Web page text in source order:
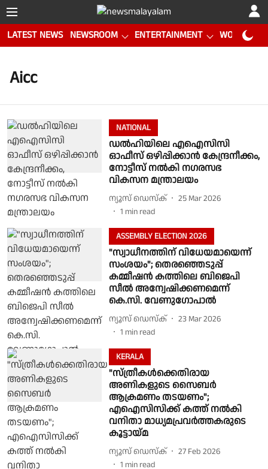
LATEST NEWS NEWSROOM ENTERTAINMENT WORLD CUP
Aicc
NATIONAL
ഡല്‍ഹിയിലെ എഐസിസി
ഓഫീസ് ഒഴിപ്പിക്കാന്‍ കേന്ദ്രനീക്കം,
നോട്ടീസ് നല്‍കി നഗരസഭ
വികസന മന്ത്രാലയം
ന്യൂസ് ഡെസ്ക്
25 Mar 2026
1 min read
ASSEMBLY ELECTION 2026
"സ്വാധീനത്തിന് വിധേയമായെന്ന്
സംശയം"; തെരഞ്ഞെടുപ്പ്
കമ്മീഷന്‍ കത്തിലെ ബിജെപി
സീല്‍ അന്വേഷിക്കണമെന്ന്
കെ.സി. വേണുഗോപാല്‍
ന്യൂസ് ഡെസ്ക്
23 Mar 2026
1 min read
KERALA
"സ്ത്രീകൾക്കെതിരായ
അണികളുടെ സൈബർ
ആക്രമണം തടയണം";
എഐസിസിക്ക് കത്ത് നൽകി
വനിതാ മാധ്യമപ്രവർത്തകരുടെ
കൂട്ടായ്മ
ന്യൂസ് ഡെസ്ക്
27 Feb 2026
1 min read